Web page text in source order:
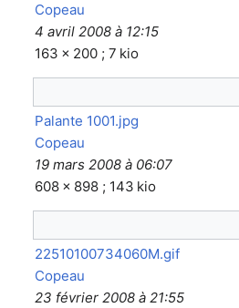
Copeau
4 avril 2008 à 12:15
163 × 200 ; 7 kio
Palante 1001.jpg
Copeau
19 mars 2008 à 06:07
608 × 898 ; 143 kio
22510100734060M.gif
Copeau
23 février 2008 à 21:55